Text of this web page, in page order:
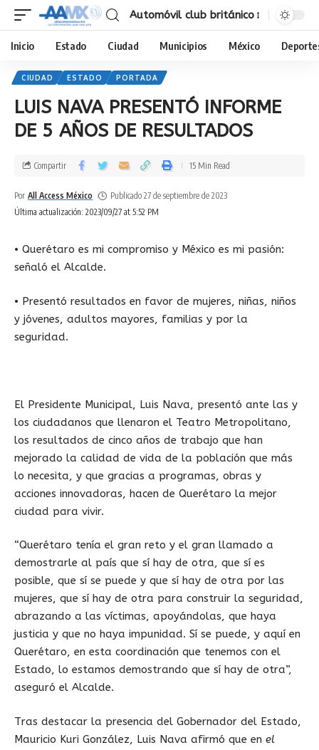
Automóvil club británico
Inicio Estado Ciudad Municipios México
CIUDAD ESTADO PORTADA
LUIS NAVA PRESENTÓ INFORME
DE 5 AÑOS DE RESULTADOS
Última actualización: 2023/09/27 at 5:52 PM
Por All Access México Publicado 27 de septiembre de 2023
Compartir 15 Min Read
• Querétaro es mi compromiso y México es mi pasión:
señaló el Alcalde.
• Presentó resultados en favor de mujeres, niñas, niños
y jóvenes, adultos mayores, familias y por la
seguridad.
El Presidente Municipal, Luis Nava, presentó ante las y
los ciudadanos que llenaron el Teatro Metropolitano,
los resultados de cinco años de trabajo que han
mejorado la calidad de vida de la población que más
lo necesita, y que gracias a programas, obras y
acciones innovadoras, hacen de Querétaro la mejor
ciudad para vivir.
“Querétaro tenía el gran reto y el gran llamado a
demostrarle al país que sí hay de otra, que sí es
posible, que sí se puede y que sí hay de otra por las
mujeres, que sí hay de otra para construir la seguridad,
abrazando a las víctimas, apoyándolas, que haya
justicia y que no haya impunidad. Sí se puede, y aquí en
Querétaro, en esta coordinación que tenemos con el
Estado, lo estamos demostrando que sí hay de otra”,
aseguró el Alcalde.
Tras destacar la presencia del Gobernador del Estado,
Mauricio Kuri González, Luis Nava afirmó que en el